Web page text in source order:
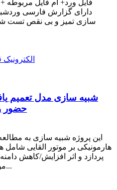
سازی تمیز و بی نقص تست
شبیه سازی مدل تعمیم
حضور
این پروژه شبیه سازی به
هارمونیکی بر موتور القایی
پردازد و اثر افزایش/کاهش دامنه
مورد بررسی قرار می دهد. تمامی...